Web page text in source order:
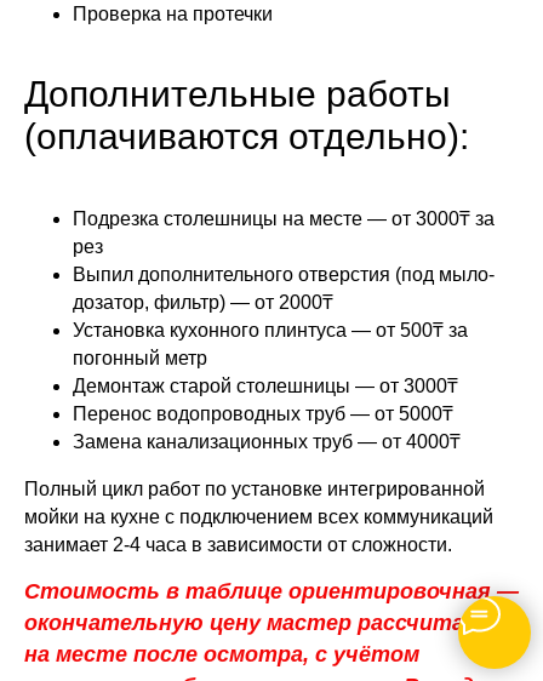
Проверка на протечки
Дополнительные работы
(оплачиваются отдельно):
Подрезка столешницы на месте — от 3000₸ за
рез
Выпил дополнительного отверстия (под мыло-
дозатор, фильтр) — от 2000₸
Установка кухонного плинтуса — от 500₸ за
погонный метр
Демонтаж старой столешницы — от 3000₸
Перенос водопроводных труб — от 5000₸
Замена канализационных труб — от 4000₸
Полный цикл работ по установке интегрированной
мойки на кухне с подключением всех коммуникаций
занимает 2-4 часа в зависимости от сложности.
Стоимость в таблице ориентировочная —
окончательную цену мастер рассчитает
на месте после осмотра, с учётом